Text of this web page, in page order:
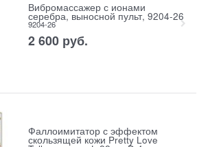
Вибромассажер с ионами
серебра, выносной пульт, 9204-26
9204-26
2 600 руб.
Фаллоимитатор с эффектом
скользящей кожи Pretty Love